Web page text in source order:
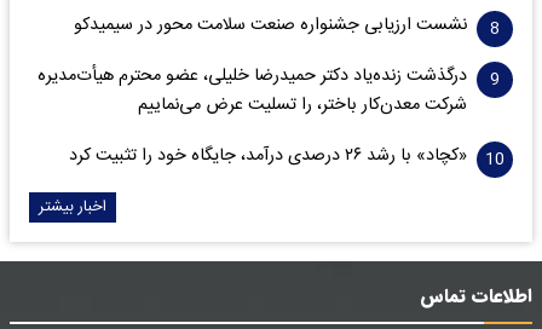
نشست ارزیابی جشنواره صنعت سلامت‌ محور در سیمیدکو
درگذشت زنده‌یاد دکتر حمیدرضا خلیلی، عضو محترم هیأت‌مدیره
شرکت معدن‌کار باختر، را تسلیت عرض می‌نماییم
«کچاد» با رشد ۲۶ درصدی درآمد، جایگاه خود را تثبیت کرد
اخبار بیشتر
اطلاعات تماس